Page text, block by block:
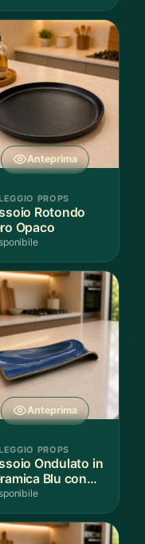
Anteprima
PROPS
Rotondo
Opaco
Anteprima
PROPS
Ondulato in
Blu con
Dorato